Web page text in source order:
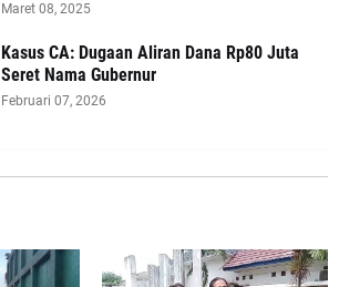
Maret 08, 2025
Kasus CA: Dugaan Aliran Dana Rp80 Juta
Seret Nama Gubernur
Februari 07, 2026